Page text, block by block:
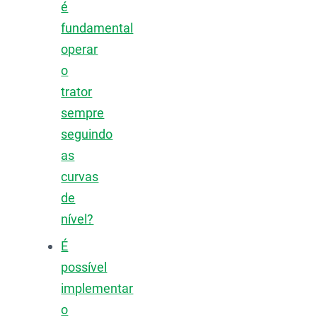
é
fundamental
operar
o
trator
sempre
seguindo
as
curvas
de
nível?
É
possível
implementar
o